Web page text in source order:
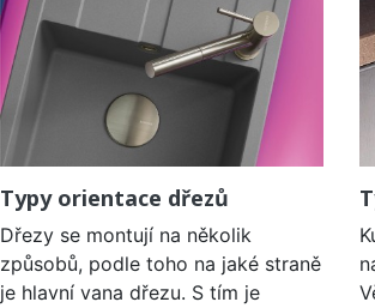
Typy orientace dřezů
Dřezy se montují na několik
způsobů, podle toho na jaké straně
je hlavní vana dřezu. S tím je